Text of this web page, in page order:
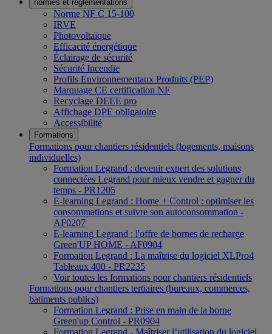
normes et réglementations
Norme NF C 15-100
IRVE
Photovoltaïque
Efficacité énergétique
Éclairage de sécurité
Sécurité Incendie
Profils Environnementaux Produits (PEP)
Marquage CE certification NF
Recyclage DEEE pro
Affichage DPE obligatoire
Accessibilité
Formations
Formations pour chantiers résidentiels (logements, maisons
individuelles)
Formation Legrand : devenir expert des solutions
connectées Legrand pour mieux vendre et gagner du
temps - PR1205
E-learning Legrand : Home + Control : optimiser les
consommations et suivre son autoconsommation -
AF0207
E-learning Legrand : l'offre de bornes de recharge
Green'UP HOME - AF0904
Formation Legrand : La maîtrise du logiciel XLPro4
Tableaux 400 - PR2235
Voir toutes les formations pour chantiers résidentiels
Formations pour chantiers tertiaires (bureaux, commerces,
batiments publics)
Formation Legrand : Prise en main de la borne
Green'up Control - PR0904
Formation Legrand - Maîtriser l’utilisation du logiciel